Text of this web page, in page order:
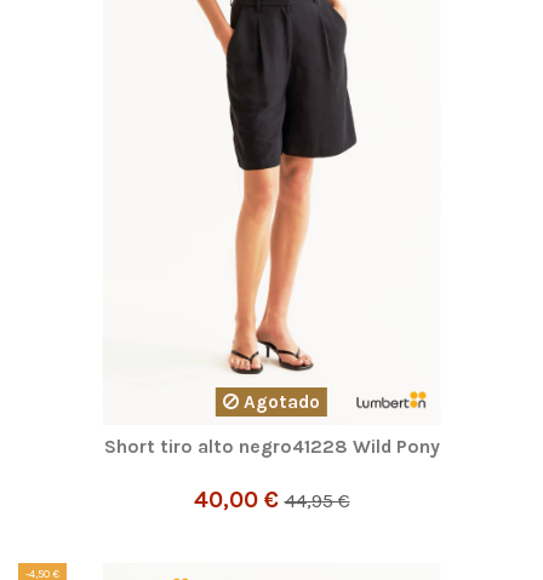
Agotado
Short tiro alto negro41228 Wild Pony
40,00 €44,95 €
-4,50 €